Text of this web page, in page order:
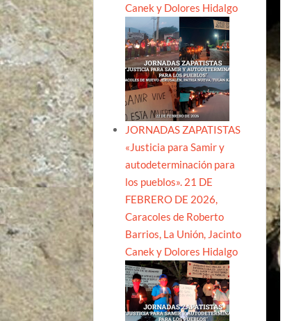
Canek y Dolores Hidalgo
JORNADAS ZAPATISTAS
«Justicia para Samir y
autodeterminación para
los pueblos». 21 DE
FEBRERO DE 2026,
Caracoles de Roberto
Barrios, La Unión, Jacinto
Canek y Dolores Hidalgo